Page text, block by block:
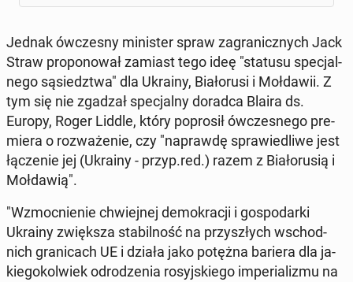
Jednak ów­cze­sny mi­ni­ster spraw za­gra­nicz­nych Jack
Straw pro­po­no­wał zamiast tego ideę "statusu spe­cjal­
ne­go są­siedz­twa" dla Ukrainy, Bia­ło­ru­si i Moł­da­wii. Z
tym się nie zgadzał spe­cjal­ny doradca Blaira ds.
Europy, Roger Liddle, który po­pro­sił ów­cze­sne­go pre­
mie­ra o roz­wa­że­nie, czy "na­praw­dę spra­wie­dli­we jest
łą­cze­nie jej (Ukrainy - przyp.red.) razem z Bia­ło­ru­sią i
Moł­da­wią".
"Wzmoc­nie­nie chwiej­nej de­mo­kra­cji i go­spo­dar­ki
Ukrainy zwięk­sza sta­bil­ność na przy­szłych wschod­
nich gra­ni­cach UE i działa jako potężna bariera dla ja­
kie­go­kol­wiek od­ro­dze­nia ro­syj­skie­go im­pe­ria­li­zmu na